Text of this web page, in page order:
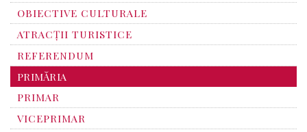
OBIECTIVE CULTURALE
ATRACȚII TURISTICE
REFERENDUM
PRIMĂRIA
PRIMAR
VICEPRIMAR